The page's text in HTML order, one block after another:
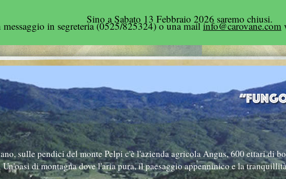
Sino a Sabato 13 Febbraio 2026 saremo chiusi.
messaggio in segreteria (0525/825324) o una mailinfo@carovane.com
sulle pendici del monte Pelpi c'è l'azienda agricola Angus, 600 ettari di
Un'oasi di montagna dove l'aria pura, il paesaggio appenninico e la